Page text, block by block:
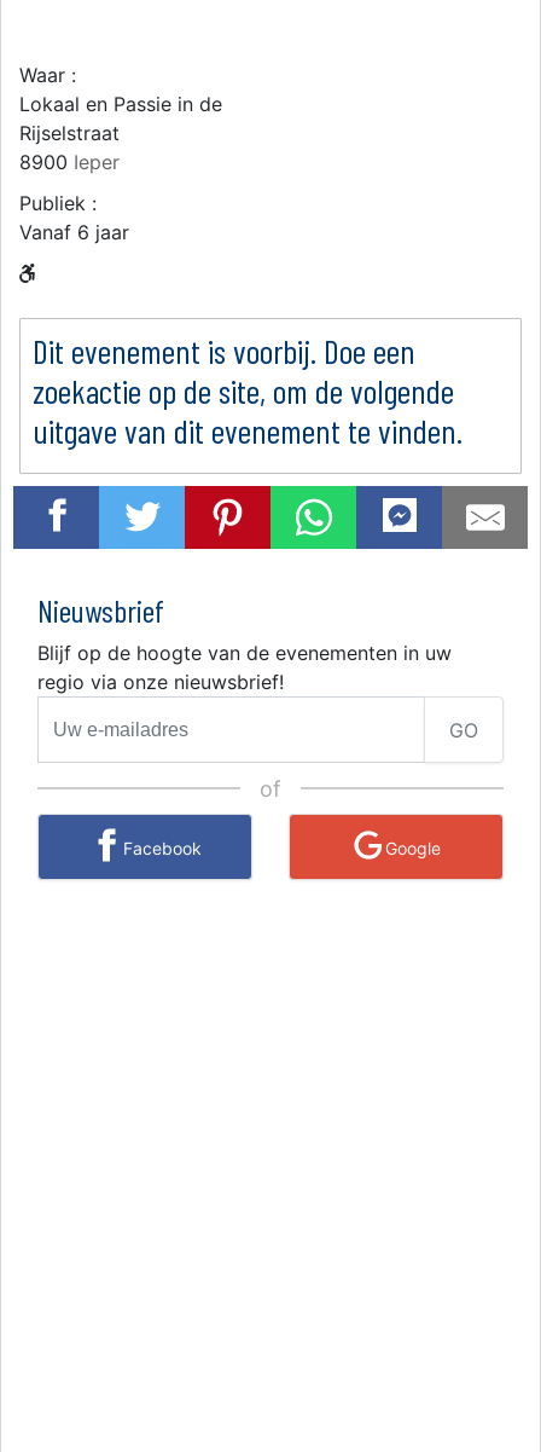
Waar :
Lokaal en Passie in de
Rijselstraat
8900 Ieper
Publiek :
Vanaf 6 jaar
Dit evenement is voorbij. Doe een
zoekactie op de site, om de volgende
uitgave van dit evenement te vinden.
Nieuwsbrief
Blijf op de hoogte van de evenementen in uw
regio via onze nieuwsbrief!
GO
of
Facebook Google